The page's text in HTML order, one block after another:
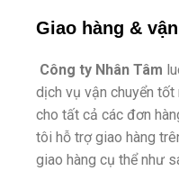
Giao hàng &
Công ty Nhân Tâm
dịch vụ vận chuyển
cho tất cả các đơn
tôi hỗ trợ giao hàng
giao hàng cụ thể như